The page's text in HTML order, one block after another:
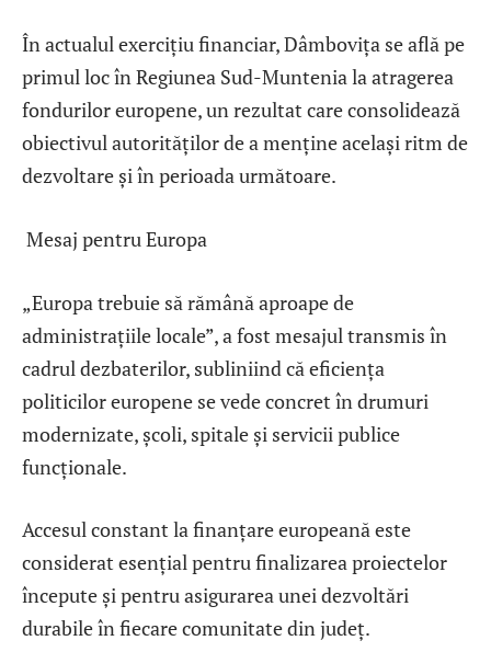
În actualul exercițiu financiar, Dâmbovița se află pe
primul loc în Regiunea Sud-Muntenia la atragerea
fondurilor europene, un rezultat care consolidează
obiectivul autorităților de a menține același ritm de
dezvoltare și în perioada următoare.
Mesaj pentru Europa
„Europa trebuie să rămână aproape de
administrațiile locale”, a fost mesajul transmis în
cadrul dezbaterilor, subliniind că eficiența
politicilor europene se vede concret în drumuri
modernizate, școli, spitale și servicii publice
funcționale.
Accesul constant la finanțare europeană este
considerat esențial pentru finalizarea proiectelor
începute și pentru asigurarea unei dezvoltări
durabile în fiecare comunitate din județ.